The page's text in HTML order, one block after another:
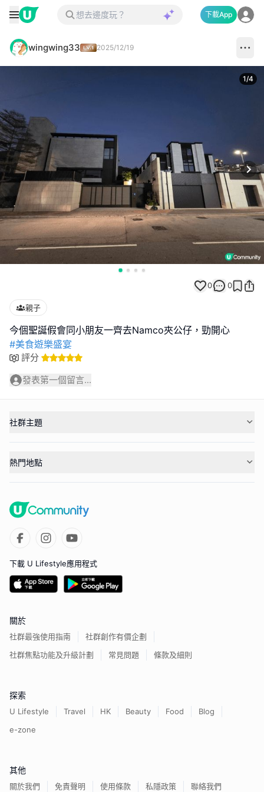
下載App
wingwing33 2025/12/19
1/4
0 0
親子
#美食遊樂盛宴
評分
發表第一個留言...
社群主題
熱門地點
下載 U Lifestyle應用程式
關於
社群最強使用指南
社群創作有價企劃
社群焦點功能及升級計劃
常見問題 條款及細則
探索
U Lifestyle Travel HK Beauty Food
Blog
e-zone
其他
關於我們 免責聲明 使用條款 私隱政策 聯絡我們